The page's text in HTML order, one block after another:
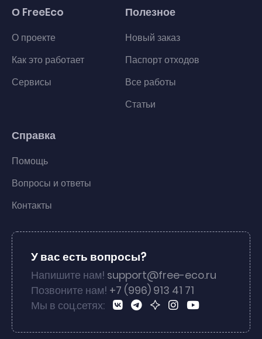
О FreeEco
О проекте
Как это работает
Сервисы
Полезное
Новый заказ
Паспорт отходов
Все работы
Статьи
Справка
Помощь
Вопросы и ответы
Контакты
У вас есть вопросы?
Напишите нам! support@free-eco.ru
Позвоните нам! +7 (996) 913 41 71
Мы в соц.сетях: